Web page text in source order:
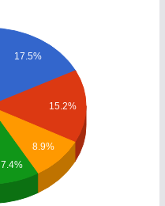
17.5%
15.2%
8.9%
7.4%